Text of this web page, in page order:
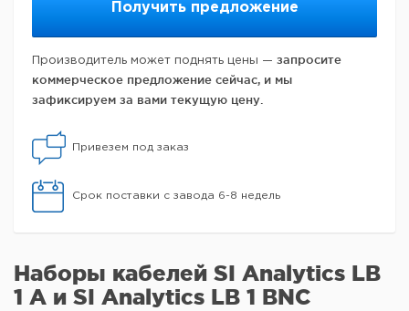
Получить предложение
Производитель может поднять цены — запросите
коммерческое предложение сейчас, и мы
зафиксируем за вами текущую цену.
Привезем под заказ
Срок поставки с завода 6-8 недель
Наборы кабелей SI Analytics LB
1 A и SI Analytics LB 1 BNC